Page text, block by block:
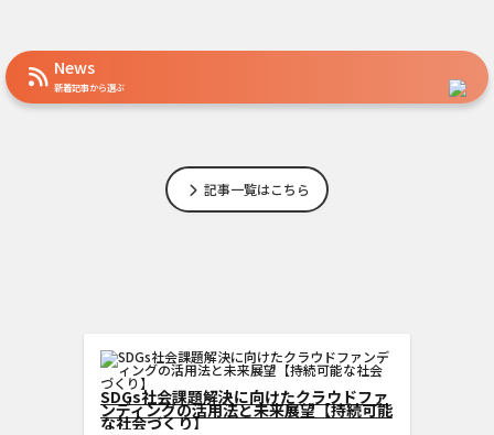
News
新着記事から選ぶ
記事一覧はこちら
型クラウドフ
SDGs社会課題解決に向けたクラウ
ンディングの活用法と未来展望【持
な社会づくり】